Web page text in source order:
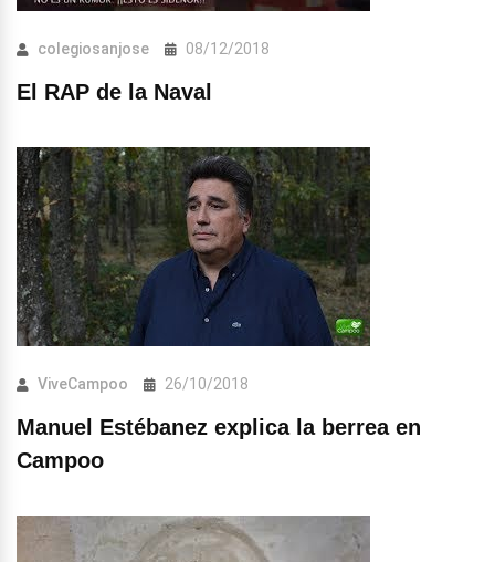
colegiosanjose 08/12/2018
El RAP de la Naval
ViveCampoo 26/10/2018
Manuel Estébanez explica la berrea en
Campoo